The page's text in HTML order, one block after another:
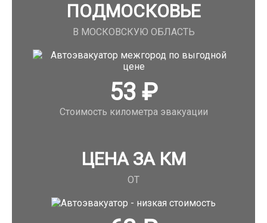
ПОДМОСКОВЬЕ
В МОСКОВСКУЮ ОБЛАСТЬ
53₽
Стоимость километра эвакуации
ЦЕНА ЗА КМ
ОТ